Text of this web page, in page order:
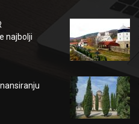
najbolji